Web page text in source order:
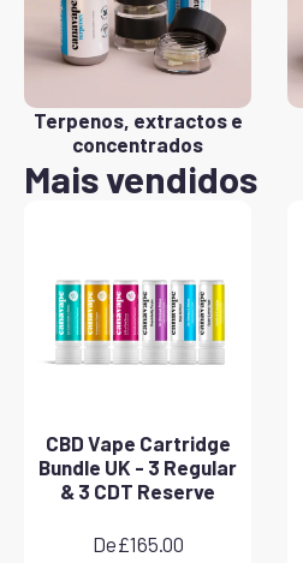
Terpenos, extractos e
concentrados
Mais vendidos
CBD Vape Cartridge
Bundle UK - 3 Regular
& 3 CDT Reserve
De£165.00